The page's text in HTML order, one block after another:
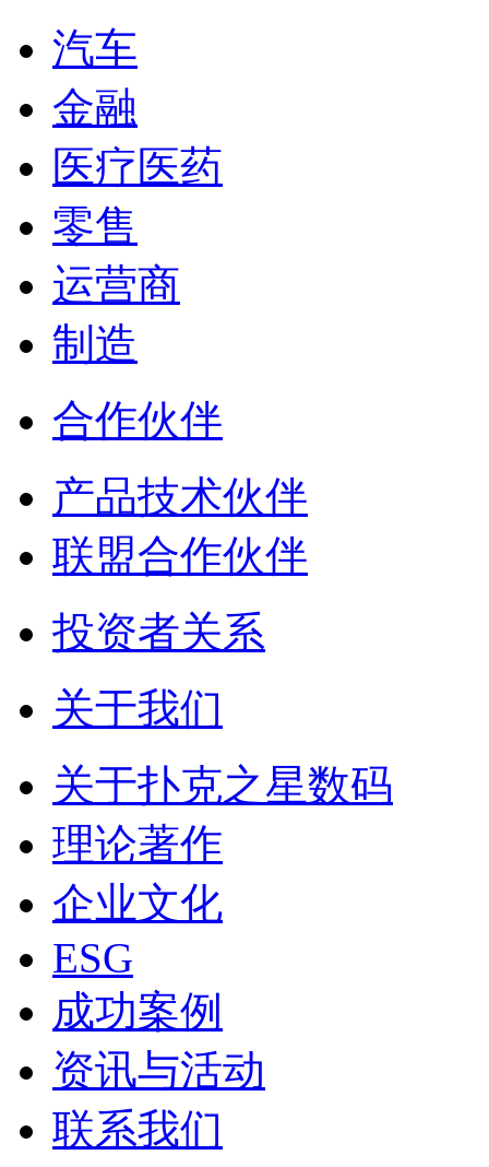
汽车
金融
医疗医药
零售
运营商
制造
合作伙伴
产品技术伙伴
联盟合作伙伴
投资者关系
关于我们
关于扑克之星数码
理论著作
企业文化
ESG
成功案例
资讯与活动
联系我们